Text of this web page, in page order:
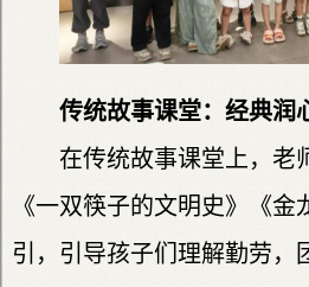
传统故事课堂：经典润
在传统故事课堂上，老
《一双筷子的文明史》《金
引，引导孩子们理解勤劳，